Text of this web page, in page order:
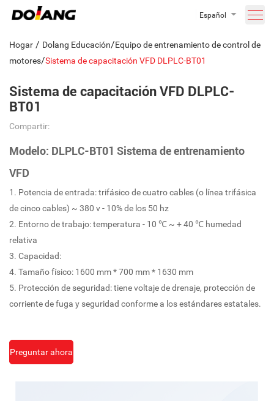
Español
Hogar / Dolang Educación/Equipo de entrenamiento de control de
motores/Sistema de capacitación VFD DLPLC-BT01
Sistema de capacitación VFD DLPLC-
BT01
Compartir:
Modelo: DLPLC-BT01 Sistema de entrenamiento
VFD
1. Potencia de entrada: trifásico de cuatro cables (o línea trifásica
de cinco cables) ~ 380 v - 10% de los 50 hz
2. Entorno de trabajo: temperatura - 10 ℃ ~ + 40 ℃ humedad
relativa
3. Capacidad:
4. Tamaño físico: 1600 mm * 700 mm * 1630 mm
5. Protección de seguridad: tiene voltaje de drenaje, protección de
corriente de fuga y seguridad conforme a los estándares estatales.
Preguntar ahora